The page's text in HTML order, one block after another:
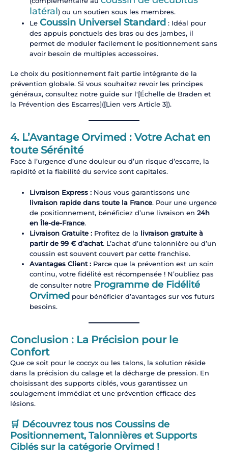
latéral) ou un soutien sous les membres.
Le Coussin Universel Standard : Idéal pour
des appuis ponctuels des bras ou des jambes, il
permet de moduler facilement le positionnement sans
avoir besoin de multiples accessoires.
Le choix du positionnement fait partie intégrante de la
prévention globale. Si vous souhaitez revoir les principes
généraux, consultez notre guide sur l'[Échelle de Braden et
la Prévention des Escarres]([Lien vers Article 3]).
4. L’Avantage Orvimed : Votre Achat en
toute Sérénité
Face à l’urgence d’une douleur ou d’un risque d’escarre, la
rapidité et la fiabilité du service sont capitales.
Livraison Express :Nous vous garantissons une
livraison rapide dans toute la France. Pour une urgence
de positionnement, bénéficiez d’une livraison en 24h
en Île-de-France.
Livraison Gratuite :Profitez de la livraison gratuite à
partir de 99 € d’achat. L’achat d’une talonnière ou d’un
coussin est souvent couvert par cette franchise.
Avantages Client :Parce que la prévention est un soin
continu, votre fidélité est récompensée ! N’oubliez pas
de consulter notre Programme de Fidélité
Orvimed pour bénéficier d’avantages sur vos futurs
besoins.
Conclusion : La Précision pour le
Confort
Que ce soit pour le coccyx ou les talons, la solution réside
dans la précision du calage et la décharge de pression. En
choisissant des supports ciblés, vous garantissez un
soulagement immédiat et une prévention efficace des
lésions.
🛒 Découvrez tous nos Coussins de
Positionnement, Talonnières et Supports
Ciblés sur la catégorie Orvimed !